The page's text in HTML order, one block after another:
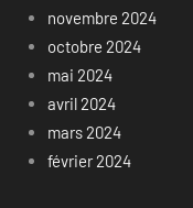
novembre 2024
octobre 2024
mai 2024
avril 2024
mars 2024
février 2024